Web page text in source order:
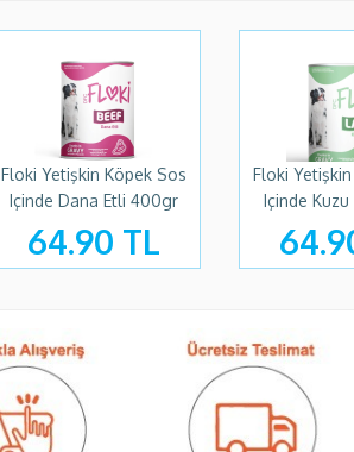
Floki Yetişkin Köpek Sos
Içinde Dana Etli 400gr
64.90 TL
Floki
Içinde